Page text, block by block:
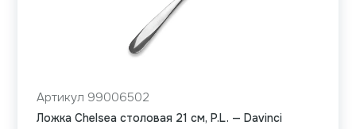
Артикул 99006502
Ложка Chelsea столовая 21 см, P.L. — Davinci